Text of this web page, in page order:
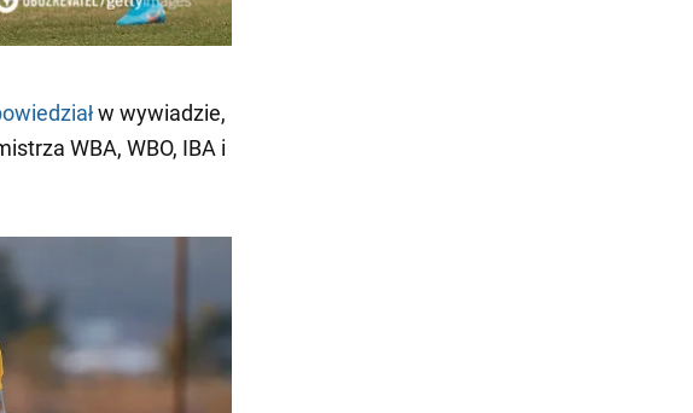
w wywiadzie,
WBA, WBO, IBA i